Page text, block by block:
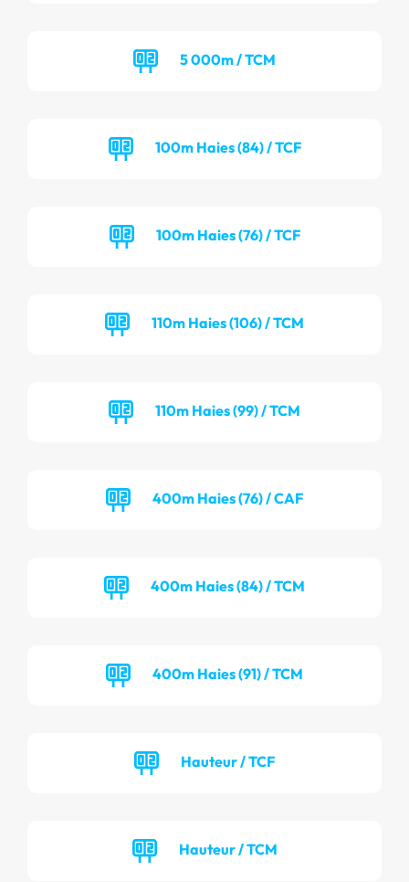
5 000m / TCM
100m Haies (84) / TCF
100m Haies (76) / TCF
110m Haies (106) / TCM
110m Haies (99) / TCM
400m Haies (76) / CAF
400m Haies (84) / TCM
400m Haies (91) / TCM
Hauteur / TCF
Hauteur / TCM